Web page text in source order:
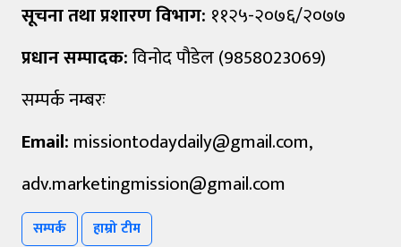
सूचना तथा प्रशारण विभाग: ११२५-२०७६/२०७७
प्रधान सम्पादक:विनोद पौडेल (9858023069)
सम्पर्क नम्बरः
Email: missiontodaydaily@gmail.com,
adv.marketingmission@gmail.com
सम्पर्क हाम्रो टीम